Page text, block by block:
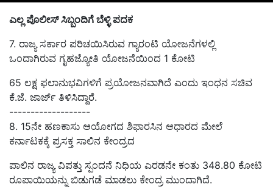
ಎಲ್ಲ ಪೊಲೀಸ್‌ ಸಿಬ್ಬಂದಿಗೆ ಬೆಳ್ಳಿ ಪದಕ
7. ರಾಜ್ಯ ಸರ್ಕಾರ ಪರಿಚಯಿಸಿರುವ ಗ್ಯಾರಂಟಿ ಯೋಜನೆಗಳಲ್ಲಿ
ಒಂದಾಗಿರುವ ಗೃಹಜ್ಯೋತಿ ಯೋಜನೆಯಿಂದ 1 ಕೋಟಿ
65 ಲಕ್ಷ ಫಲಾನುಭವಿಗಳಿಗೆ ಪ್ರಯೋಜನವಾಗಿದೆ ಎಂದು ಇಂಧನ ಸಚಿವ
ಕೆ.ಜೆ. ಜಾರ್ಜ್ ತಿಳಿಸಿದ್ದಾರೆ.
-------------------
8. 15ನೇ ಹಣಕಾಸು ಆಯೋಗದ ಶಿಫಾರಸಿನ ಆಧಾರದ ಮೇಲೆ
ಕರ್ನಾಟಕಕ್ಕೆ ಪ್ರಸಕ್ತ ಸಾಲಿನ ಕೇಂದ್ರದ
ಪಾಲಿನ ರಾಜ್ಯ ವಿಪತ್ತು ಸ್ಪಂದನೆ ನಿಧಿಯ ಎರಡನೇ ಕಂತು 348.80 ಕೋಟಿ
ರೂಪಾಯಿಯನ್ನು ಬಿಡುಗಡೆ ಮಾಡಲು ಕೇಂದ್ರ ಮುಂದಾಗಿದೆ.